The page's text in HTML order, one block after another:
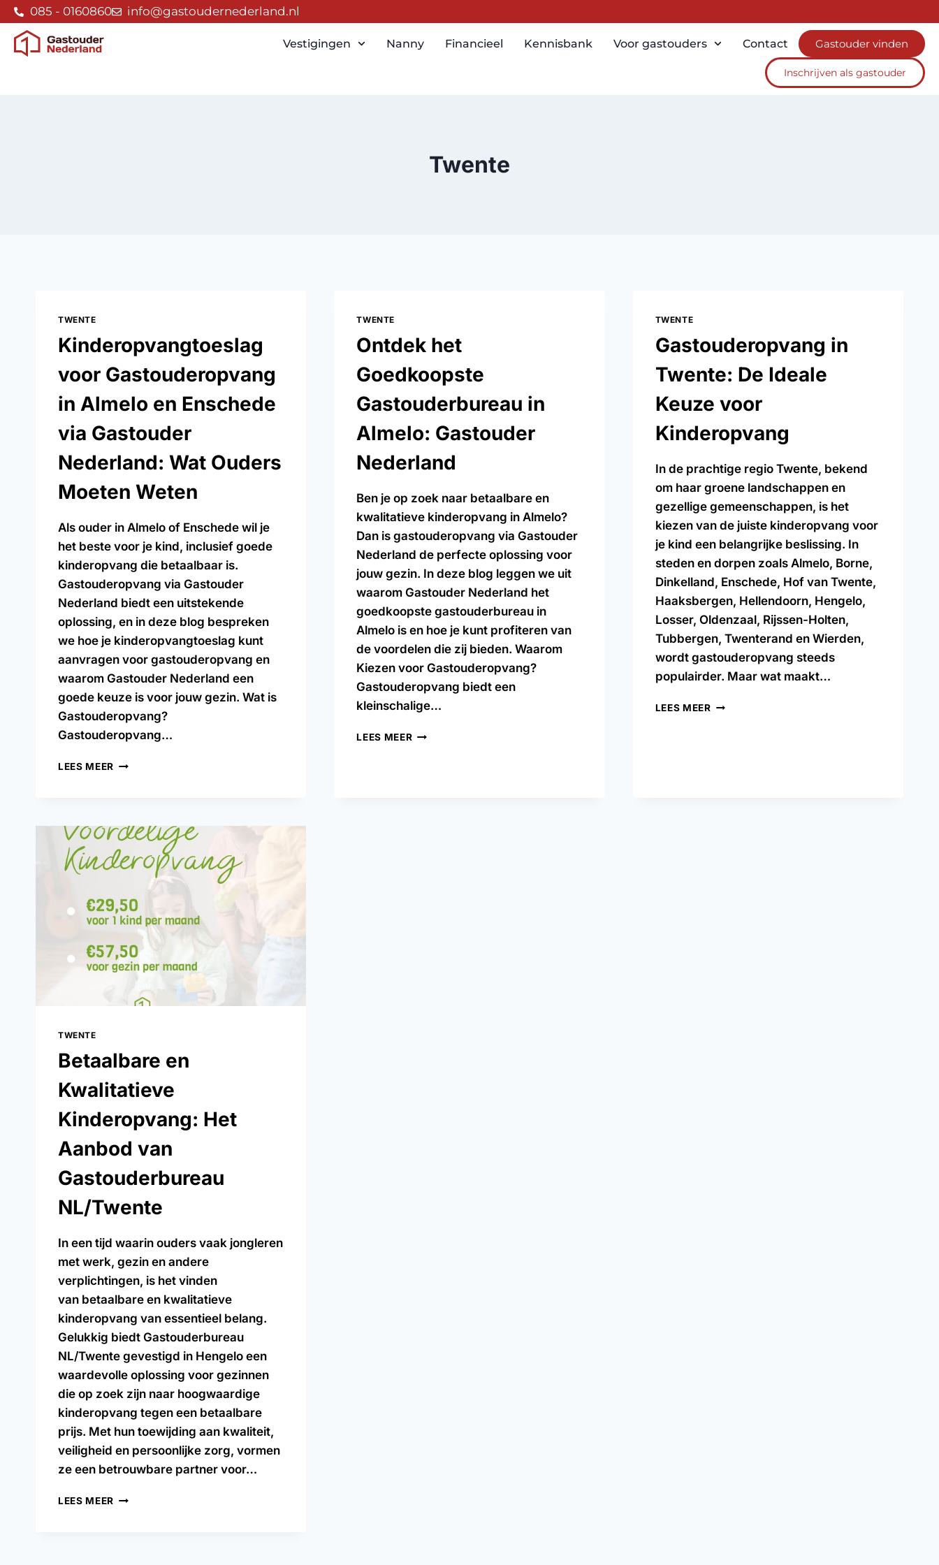
085 - 0160860 info@gastoudernederland.nl
Vestigingen Nanny Financieel Kennisbank Voor gastouders Contact Gastouder vinden
Inschrijven als gastouder
Twente
TWENTE
Kinderopvangtoeslag
voor Gastouderopvang
in Almelo en Enschede
via Gastouder
Nederland: Wat Ouders
Moeten Weten
Als ouder in Almelo of Enschede wil je
het beste voor je kind, inclusief goede
kinderopvang die betaalbaar is.
Gastouderopvang via Gastouder
Nederland biedt een uitstekende
oplossing, en in deze blog bespreken
we hoe je kinderopvangtoeslag kunt
aanvragen voor gastouderopvang en
waarom Gastouder Nederland een
goede keuze is voor jouw gezin. Wat is
Gastouderopvang?
Gastouderopvang…
LEES MEER
TWENTE
Ontdek het
Goedkoopste
Gastouderbureau in
Almelo: Gastouder
Nederland
Ben je op zoek naar betaalbare en
kwalitatieve kinderopvang in Almelo?
Dan is gastouderopvang via Gastouder
Nederland de perfecte oplossing voor
jouw gezin. In deze blog leggen we uit
waarom Gastouder Nederland het
goedkoopste gastouderbureau in
Almelo is en hoe je kunt profiteren van
de voordelen die zij bieden. Waarom
Kiezen voor Gastouderopvang?
Gastouderopvang biedt een
kleinschalige…
LEES MEER
TWENTE
Gastouderopvang in
Twente: De Ideale
Keuze voor
Kinderopvang
In de prachtige regio Twente, bekend
om haar groene landschappen en
gezellige gemeenschappen, is het
kiezen van de juiste kinderopvang voor
je kind een belangrijke beslissing. In
steden en dorpen zoals Almelo, Borne,
Dinkelland, Enschede, Hof van Twente,
Haaksbergen, Hellendoorn, Hengelo,
Losser, Oldenzaal, Rijssen-Holten,
Tubbergen, Twenterand en Wierden,
wordt gastouderopvang steeds
populairder. Maar wat maakt…
LEES MEER
TWENTE
Betaalbare en
Kwalitatieve
Kinderopvang: Het
Aanbod van
Gastouderbureau
NL/Twente
In een tijd waarin ouders vaak jongleren
met werk, gezin en andere
verplichtingen, is het vinden
van betaalbare en kwalitatieve
kinderopvang van essentieel belang.
Gelukkig biedt Gastouderbureau
NL/Twente gevestigd in Hengelo een
waardevolle oplossing voor gezinnen
die op zoek zijn naar hoogwaardige
kinderopvang tegen een betaalbare
prijs. Met hun toewijding aan kwaliteit,
veiligheid en persoonlijke zorg, vormen
ze een betrouwbare partner voor…
LEES MEER